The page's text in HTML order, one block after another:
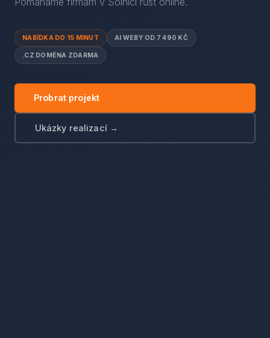
NABÍDKA DO 15 MINUT AI WEBY OD 7 490 KČ
.CZ DOMÉNA ZDARMA
Probrat projekt
Ukázky realizací →